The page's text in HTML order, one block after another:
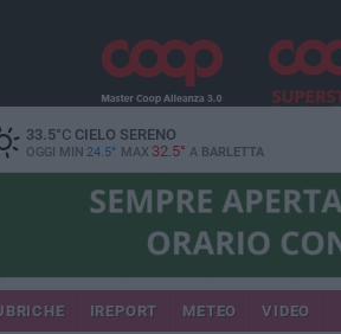
33.5°CCIELO SERENO
OGGI MIN 24.5° MAX 32.5° A BARLETTA
IREPORT METEO VIDEO